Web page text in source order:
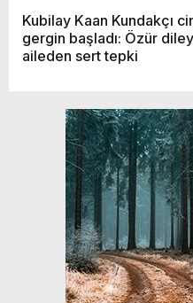
Kubilay Kaan Kundakçı
gergin başladı: Özür
aileden sert tepki